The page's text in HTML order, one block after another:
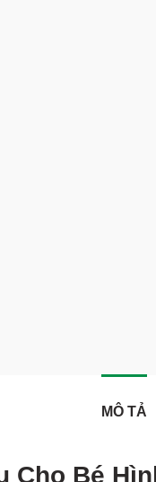
MÔ TẢ
Cho Bé